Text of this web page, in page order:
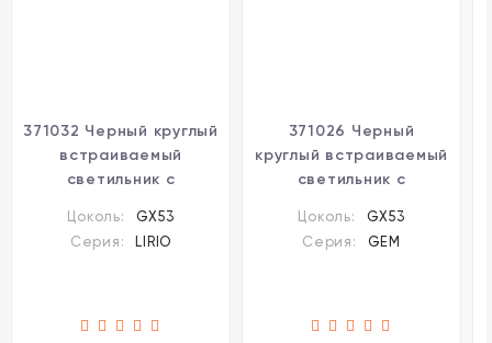
371032 Черный круглый
встраиваемый
светильник с
кольцом под лампу
GX53 макс 12Вт 220-
Цоколь:
GX53
Серия:
LIRIO
371026 Черный
круглый встраиваемый
светильник с
под лампу GX53 макс
12Вт 220-240V IP20
Цоколь:
GX53
Серия:
GEM